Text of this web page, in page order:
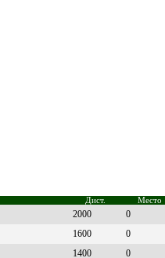
Дист. Место
2000 0
1600 0
1400 0